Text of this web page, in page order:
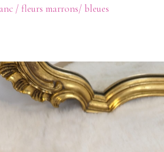
/ fleurs marrons/ bleues